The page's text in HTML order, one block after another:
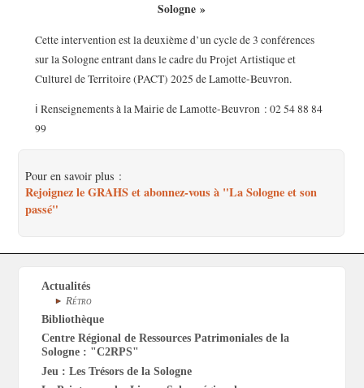
Sologne »
Cette intervention est la deuxième d’un cycle de 3 conférences
sur la Sologne entrant dans le cadre du Projet Artistique et
Culturel de Territoire (PACT) 2025 de Lamotte-Beuvron.
ℹ️ Renseignements à la Mairie de Lamotte-Beuvron : 02 54 88 84
99
Pour en savoir plus :
Rejoignez le GRAHS et abonnez-vous à "La Sologne et son
passé"
Actualités
Rétro
Bibliothèque
Centre Régional de Ressources Patrimoniales de la
Sologne : "C2RPS"
Jeu : Les Trésors de la Sologne